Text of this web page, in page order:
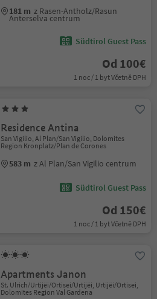
181 m z Rasen-Antholz/Rasun
Anterselva centrum
Südtirol Guest Pass
Od 100€
1 noc / 1 byt Včetně DPH
Residence Antina
San Vigilio, Al Plan/San Vigilio, Dolomites
Region Kronplatz/Plan de Corones
583 m z Al Plan/San Vigilio centrum
Südtirol Guest Pass
Od 150€
1 noc / 1 byt Včetně DPH
Apartments Janon
St. Ulrich/Urtijëi/Ortisei/Urtijëi, Urtijëi/Ortisei,
Dolomites Region Val Gardena